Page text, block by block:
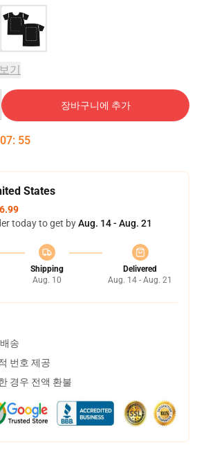
기
장바구니에 추가
07: 54
States
today to get byAug. 14 - Aug. 21
Shipping
Aug. 10
Delivered
Aug. 14 - Aug. 21
송
번호 제공
경우 전액 환불